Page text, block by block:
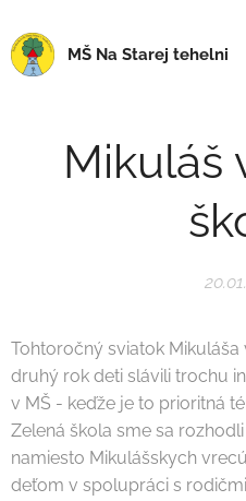
MŠ Na Starej tehelni
Mikuláš
Tohtoročný sviatok
druhý rok deti slávili trochu
v MŠ - keďže je to prioritná
Zelená škola sme sa
namiesto Mikulášskych
deťom v spolupráci s